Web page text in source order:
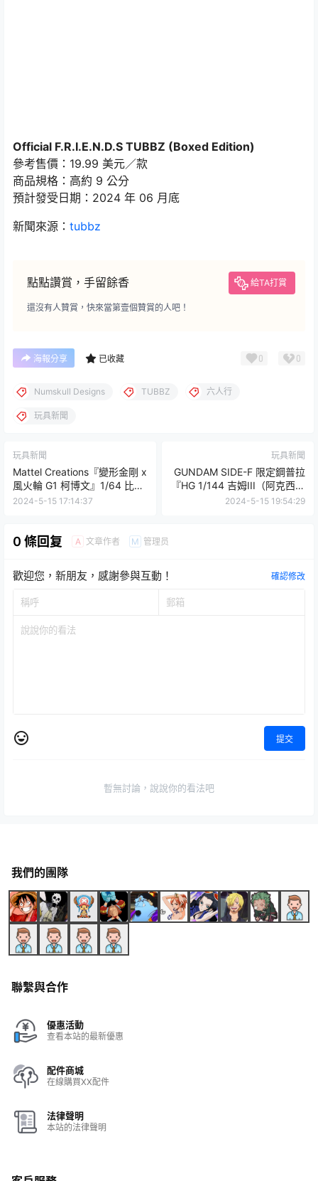
Official F.R.I.E.N.D.S TUBBZ (Boxed Edition)
參考售價：19.99 美元／款
商品規格：高約 9 公分
預計發受日期：2024 年 06 月底
新聞來源： tubbz
點點讚賞，手留餘香 給TA打賞
還沒有人贊賞，快來當第壹個贊賞的人吧！
海報分享 已收藏 0 0
Numskull Designs TUBBZ 六人行
玩具新聞
玩具新聞
Mattel Creations『變形金剛 x
風火輪 G1 柯博文』1/64 比例
合金汽車模型，偉大的博派領
2024-5-15 17:14:37
玩具新聞
GUNDAM SIDE-F 限定鋼普拉
『HG 1/144 吉姆III（阿克西斯
衝擊配色）』預計 06 月發
2024-5-15 19:54:29
0 條回复 A 文章作者 M 管理员
歡迎您，新朋友，感謝參與互動！ 確認修改
提交
暫無討論，說說你的看法吧
我們的團隊
聯繫與合作
優惠活動
查看本站的最新優惠
配件商城
在線購買XX配件
法律聲明
本站的法律聲明